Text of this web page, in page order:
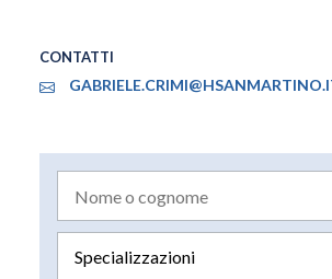
CONTATTI